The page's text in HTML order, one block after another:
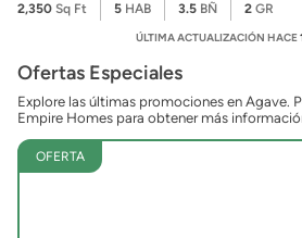
2,350 Sq Ft 5 HAB 3.5 BÑ 2 GR
ÚLTIMA ACTUALIZACIÓN HACE
Ofertas Especiales
Explore las últimas promociones en Agave.
Empire Homes para obtener más
OFERTA